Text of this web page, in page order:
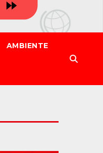
AMBIENTE